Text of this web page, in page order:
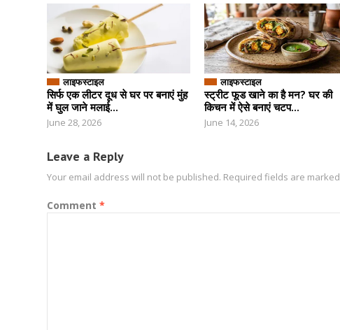
लाइफस्टाइल
सिर्फ एक लीटर दूध से घर पर बनाएं मुंह
में घुल जाने मलाई...
June 28, 2026
लाइफस्टाइल
स्ट्रीट फूड खाने का है मन? घर की
किचन में ऐसे बनाएं चटप...
June 14, 2026
Leave a Reply
Your email address will not be published. Required fields are marked
Comment *